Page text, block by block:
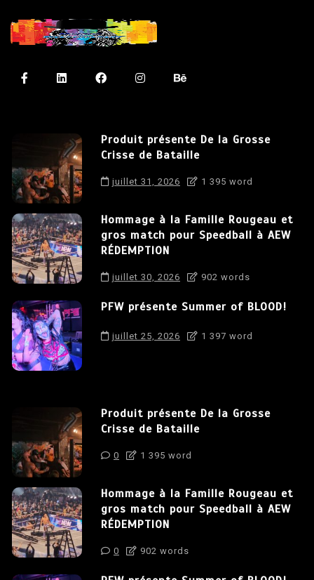
Produit présente De la Grosse
Crisse de Bataille
juillet 31, 2026 1 395 word
Hommage à la Famille Rougeau et
gros match pour Speedball à AEW
RÉDEMPTION
juillet 30, 2026 902 words
PFW présente Summer of BLOOD!
juillet 25, 2026 1 397 word
Produit présente De la Grosse
Crisse de Bataille
0 1 395 word
Hommage à la Famille Rougeau et
gros match pour Speedball à AEW
RÉDEMPTION
0 902 words